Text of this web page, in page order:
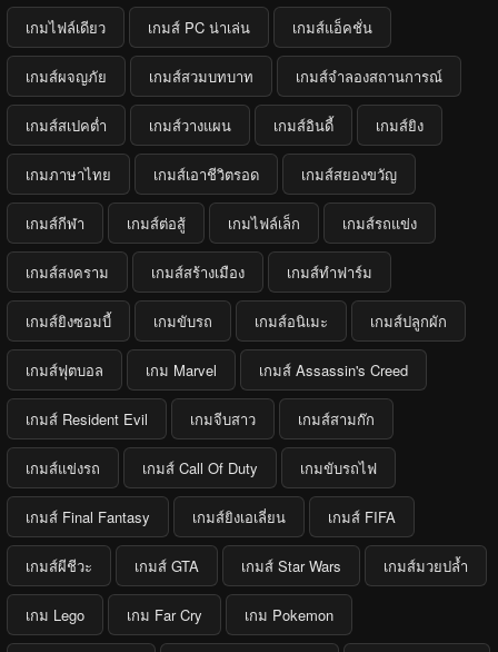
เกมไฟล์เดียว เกมส์ PC น่าเล่น เกมส์แอ็คชั่น
เกมส์ผจญภัย เกมส์สวมบทบาท เกมส์จำลองสถานการณ์
เกมส์สเปคต่ำ เกมส์วางแผน เกมส์อินดี้ เกมส์ยิง
เกมภาษาไทย เกมส์เอาชีวิตรอด เกมส์สยองขวัญ
เกมส์กีฬา เกมส์ต่อสู้ เกมไฟล์เล็ก เกมส์รถแข่ง
เกมส์สงคราม เกมส์สร้างเมือง เกมส์ทำฟาร์ม
เกมส์ยิงซอมบี้ เกมขับรถ เกมส์อนิเมะ เกมส์ปลูกผัก
เกมส์ฟุตบอล เกม Marvel เกมส์ Assassin's Creed
เกมส์ Resident Evil เกมจีบสาว เกมส์สามก๊ก
เกมส์แข่งรถ เกมส์ Call Of Duty เกมขับรถไฟ
เกมส์ Final Fantasy เกมส์ยิงเอเลี่ยน เกมส์ FIFA
เกมส์ผีชีวะ เกมส์ GTA เกมส์ Star Wars เกมส์มวยปล้ำ
เกม Lego เกม Far Cry เกม Pokemon